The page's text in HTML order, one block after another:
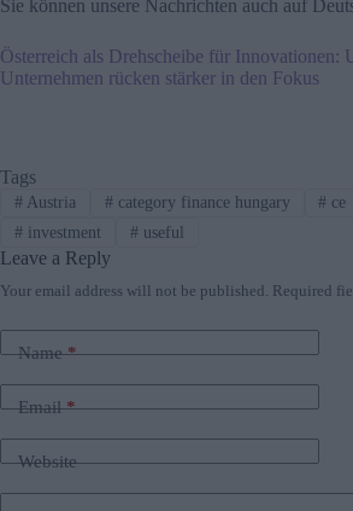
Sie können unsere Nachrichten auch auf
Österreich als Drehscheibe für Innovationen:
Unternehmen rücken stärker in den Fokus
Tags
#Austria #category finance hungary # ce
#investment #useful
Leave a Reply
Your email address will not be published. Required
Name*
Email*
Website